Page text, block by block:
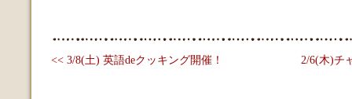
<< 3/8(土) 英語deクッキング開催！ 2/6(木)チ